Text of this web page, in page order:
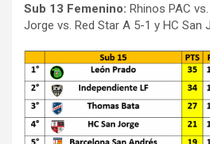
Sub 13 Femenino: Rhinos PAC
Jorge vs. Red Star A 5-1 y HC San